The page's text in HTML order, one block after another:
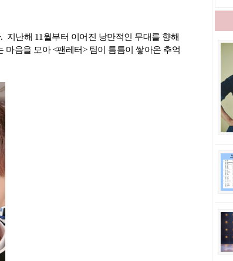
지난해 11월부터 이어진 낭만적인 무대를 향해
음을 모아 <팬레터> 팀이 틈틈이 쌓아온 추억